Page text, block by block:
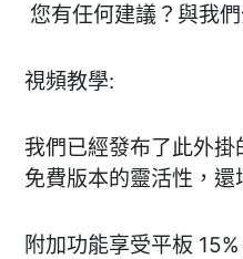
您有任何建議？與我
視頻教學:
我們已經發布了此外
免費版本的靈活性，還
附加功能享受平板